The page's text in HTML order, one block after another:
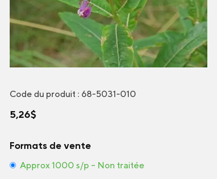
Code du produit : 68-5031-010
5,26$
Formats de vente
Approx 1000 s/p – Non traitée